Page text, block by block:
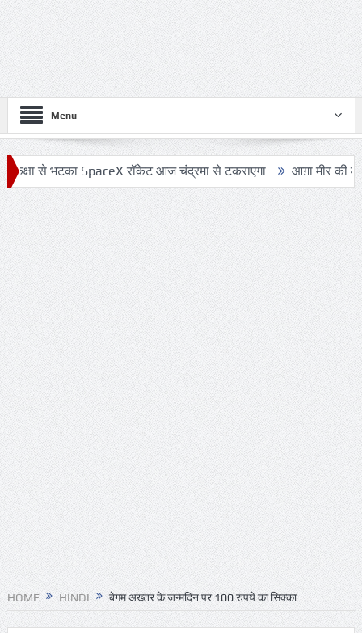
Menu
SpaceX रॉकेट आज चंद्रमा से टकराएगा आग़ा मीर की ड्योढ़ी: जहाँ
HOME HINDI बेगम अख्तर के जन्मदिन पर 100 रुपये का सिक्का